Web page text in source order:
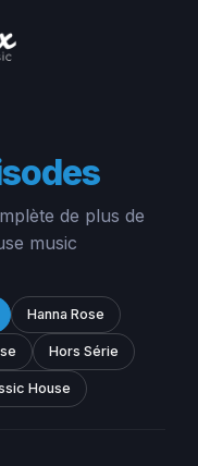
de plus de
music
Hanna Rose
Hors Série
House